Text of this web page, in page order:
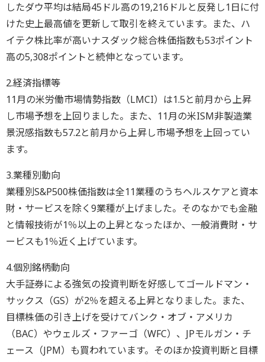
したダウ平均は結局45ドル高の19,216ドルと反発し1日に付
けた史上最高値を更新して取引を終えています。また、ハ
イテク株比率が高いナスダック総合株価指数も53ポイント
高の5,308ポイントと続伸となっています。
2.経済指標等
11月の米労働市場情勢指数（LMCI）は1.5と前月から上昇
し市場予想を上回りました。また、11月の米ISM非製造業
景況感指数も57.2と前月から上昇し市場予想を上回ってい
ます。
3.業種別動向
業種別S&P500株価指数は全11業種のうちヘルスケアと資本
財・サービスを除く9業種が上げました。そのなかでも金融
と情報技術が1％以上の上昇となったほか、一般消費財・サ
ービスも1％近く上げています。
4.個別銘柄動向
大手証券による強気の投資判断を好感してゴールドマン・
サックス（GS）が2％を超える上昇となりました。また、
目標株価の引き上げを受けてバンク・オブ・アメリカ
（BAC）やウェルズ・ファーゴ（WFC）、JPモルガン・チ
ェース（JPM）も買われています。そのほか投資判断と目標